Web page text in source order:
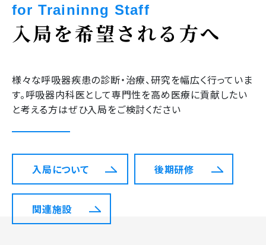
for Traininng Staff
入局を希望される方へ
様々な呼吸器疾患の診断・治療、研究を幅広く行っていま
す。呼吸器内科医として専門性を高め医療に貢献したい
と考える方はぜひ入局をご検討ください
入局について 後期研修
関連施設